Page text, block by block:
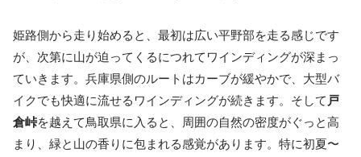
姫路側から走り始めると、最初は広い平野部を走る感じです
が、次第に山が迫ってくるにつれてワインディングが深まっ
ていきます。兵庫県側のルートはカーブが緩やかで、大型バ
イクでも快適に流せるワインディングが続きます。そして 戸
倉峠を越えて鳥取県に入ると、周囲の自然の密度がぐっと高
まり、緑と山の香りに包まれる感覚があります。特に初夏〜